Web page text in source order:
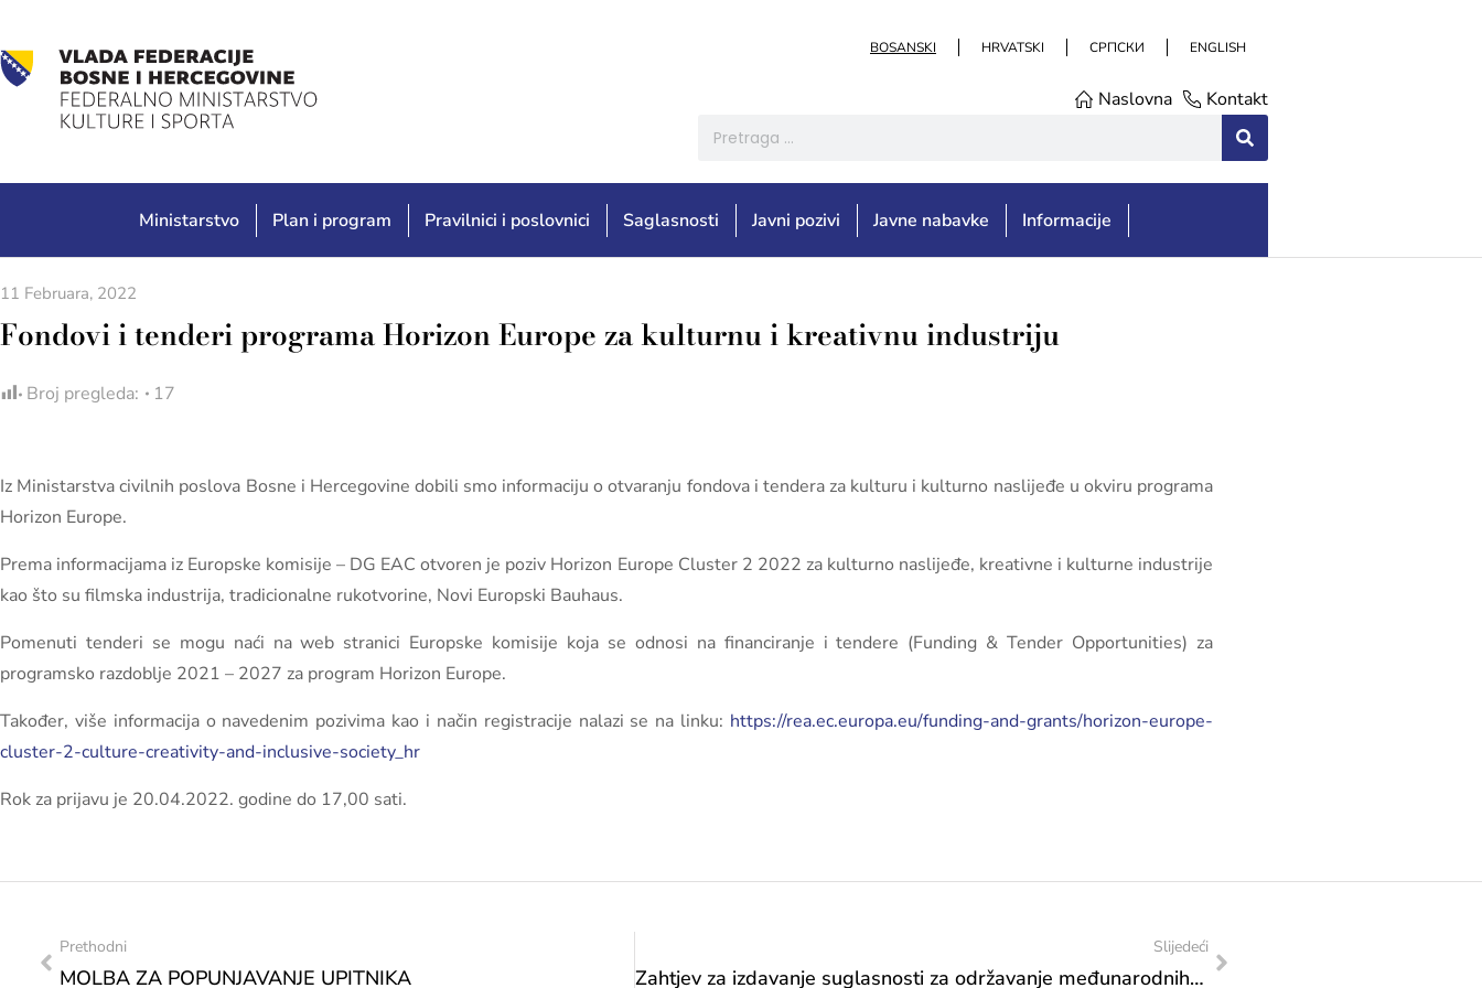
BOSANSKI HRVATSKI СРПСКИ ENGLISH
Naslovna Kontakt
Ministarstvo Plan i program Pravilnici i poslovnici Saglasnosti Javni pozivi Javne nabavke Informacije
11 Februara, 2022
Fondovi i tenderi programa Horizon Europe za kulturnu i kreativnu industriju
Broj pregleda: 17
Iz Ministarstva civilnih poslova Bosne i Hercegovine dobili smo informaciju o otvaranju fondova i tendera za kulturu i kulturno naslijeđe u okviru programa
Horizon Europe.
Prema informacijama iz Europske komisije – DG EAC otvoren je poziv Horizon Europe Cluster 2 2022 za kulturno naslijeđe, kreativne i kulturne industrije
kao što su filmska industrija, tradicionalne rukotvorine, Novi Europski Bauhaus.
Pomenuti tenderi se mogu naći na web stranici Europske komisije koja se odnosi na financiranje i tendere (Funding & Tender Opportunities) za
programsko razdoblje 2021 – 2027 za program Horizon Europe.
Također, više informacija o navedenim pozivima kao i način registracije nalazi se na linku: https://rea.ec.europa.eu/funding-and-grants/horizon-europe-
cluster-2-culture-creativity-and-inclusive-society_hr
Rok za prijavu je 20.04.2022. godine do 17,00 sati.
Prethodni
MOLBA ZA POPUNJAVANJE UPITNIKA
Slijedeći
Zahtjev za izdavanje suglasnosti za održavanje međunarodnih sportskih natjecanja na području F BiH